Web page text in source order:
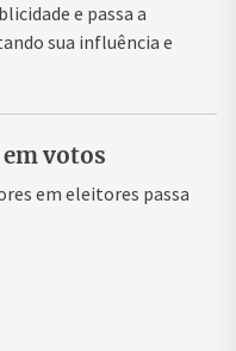
e passa a
sua influência e
votos
em eleitores passa